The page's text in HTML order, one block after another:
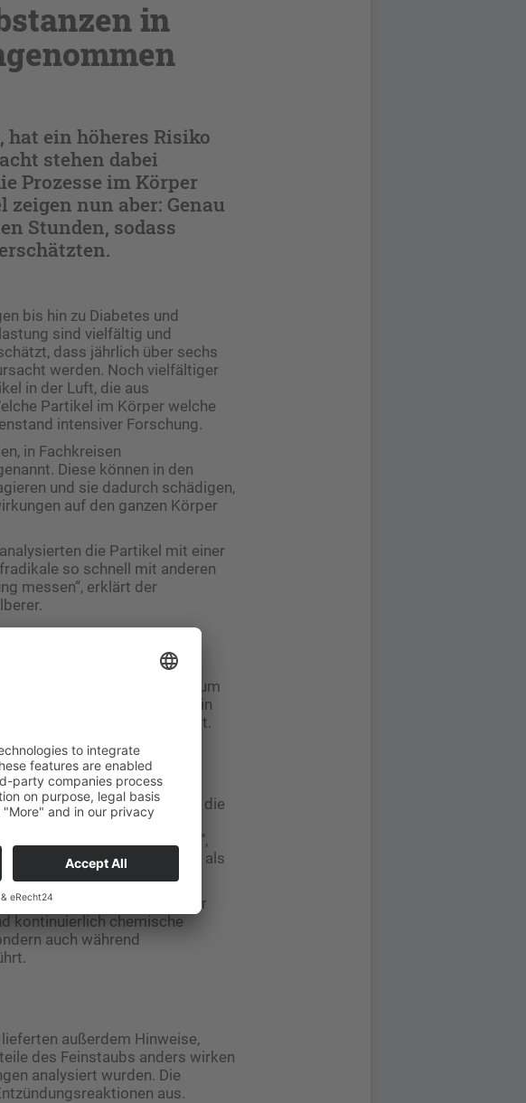
in
ein höheres Risiko
stehen dabei
Prozesse im Körper
nun aber: Genau
Stunden, sodass
bis hin zu Diabetes und
sind vielfältig und
dass jährlich über sechs
werden. Noch vielfältiger
in der Luft, die aus
Partikel im Körper welche
intensiver Forschung.
in Fachkreisen
Diese können in den
und sie dadurch schädigen,
auf den ganzen Körper
die Partikel mit einer
so schnell mit anderen
messen“, erklärt der
neue Methode entwickelt, um
dabei direkt aus der Luft in
Chemikalien in Kontakt.
quantifizierbare
der Sauerstoffradikale
von Feinstaub über die
der Messfehler bei der
so einfach herausrechnen“,
liege deutlich höher als
Atmosphärenforscher vor
kontinuierlich chemische
auch während
außerdem Hinweise,
des Feinstaubs anders wirken
analysiert wurden. Die
aus.